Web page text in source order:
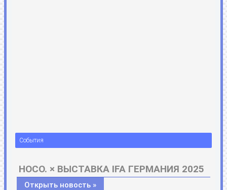
События
HOCO. × ВЫСТАВКА IFA ГЕРМАНИЯ 2025
Открыть новость »